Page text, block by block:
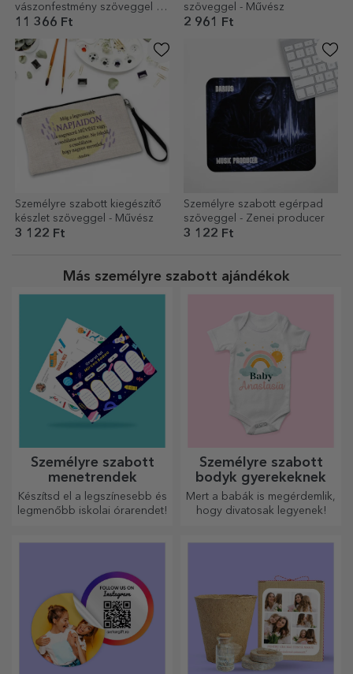
vászonfestmény szöveggel -
Az Arany Lemez
11 366 Ft
szöveggel - Művész
2 961 Ft
Személyre szabott kiegészítő
készlet szöveggel - Művész
3 122 Ft
Személyre szabott egérpad
szöveggel - Zenei producer
3 122 Ft
Más személyre szabott ajándékok
Személyre szabott
menetrendek
Készítsd el a legszínesebb és
legmenőbb iskolai órarendet!
Személyre szabott
bodyk gyerekeknek
Mert a babák is megérdemlik,
hogy divatosak legyenek!